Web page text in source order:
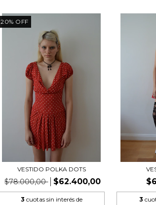
20% OFF
VESTIDO POLKA DOTS
$78.000,00 $62.400,00
3 cuotas sin interés de
3